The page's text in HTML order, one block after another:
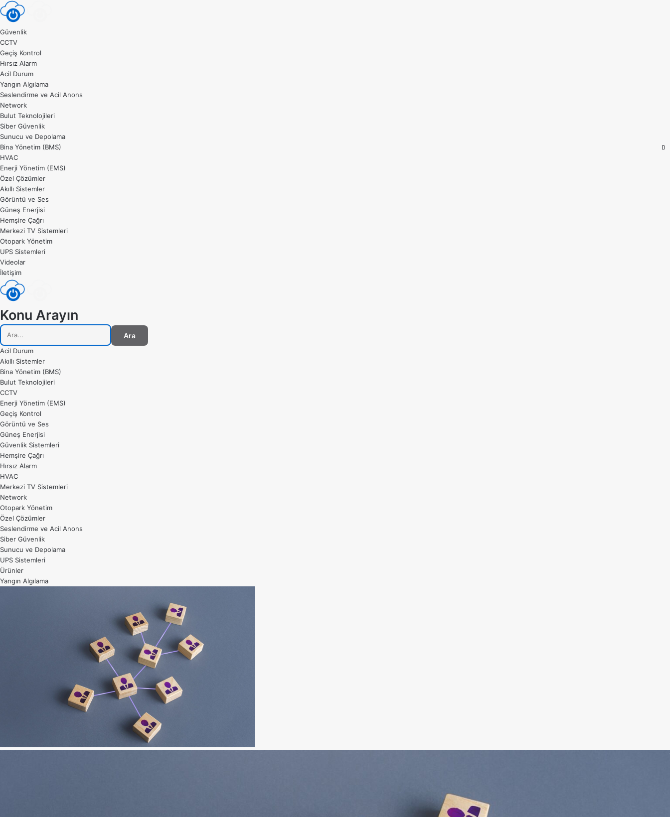
Güvenlik
CCTV
Geçiş Kontrol
Hırsız Alarm
Acil Durum
Yangın Algılama
Seslendirme ve Acil Anons
Network
Bulut Teknolojileri
Siber Güvenlik
Sunucu ve Depolama
Bina Yönetim (BMS)
HVAC
Enerji Yönetim (EMS)
Özel Çözümler
Akıllı Sistemler
Görüntü ve Ses
Güneş Enerjisi
Hemşire Çağrı
Merkezi TV Sistemleri
Otopark Yönetim
UPS Sistemleri
Videolar
İletişim
Konu Arayın
Ara
Acil Durum
Akıllı Sistemler
Bina Yönetim (BMS)
Bulut Teknolojileri
CCTV
Enerji Yönetim (EMS)
Geçiş Kontrol
Görüntü ve Ses
Güneş Enerjisi
Güvenlik Sistemleri
Hemşire Çağrı
Hırsız Alarm
HVAC
Merkezi TV Sistemleri
Network
Otopark Yönetim
Özel Çözümler
Seslendirme ve Acil Anons
Siber Güvenlik
Sunucu ve Depolama
UPS Sistemleri
Ürünler
Yangın Algılama